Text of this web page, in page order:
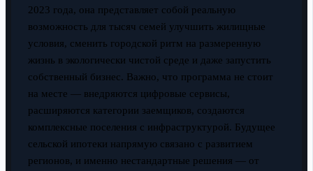
2023 года, она представляет собой реальную
возможность для тысяч семей улучшить жилищные
условия, сменить городской ритм на размеренную
жизнь в экологически чистой среде и даже запустить
собственный бизнес. Важно, что программа не стоит
на месте — внедряются цифровые сервисы,
расширяются категории заемщиков, создаются
комплексные поселения с инфраструктурой. Будущее
сельской ипотеки напрямую связано с развитием
регионов, и именно нестандартные решения — от